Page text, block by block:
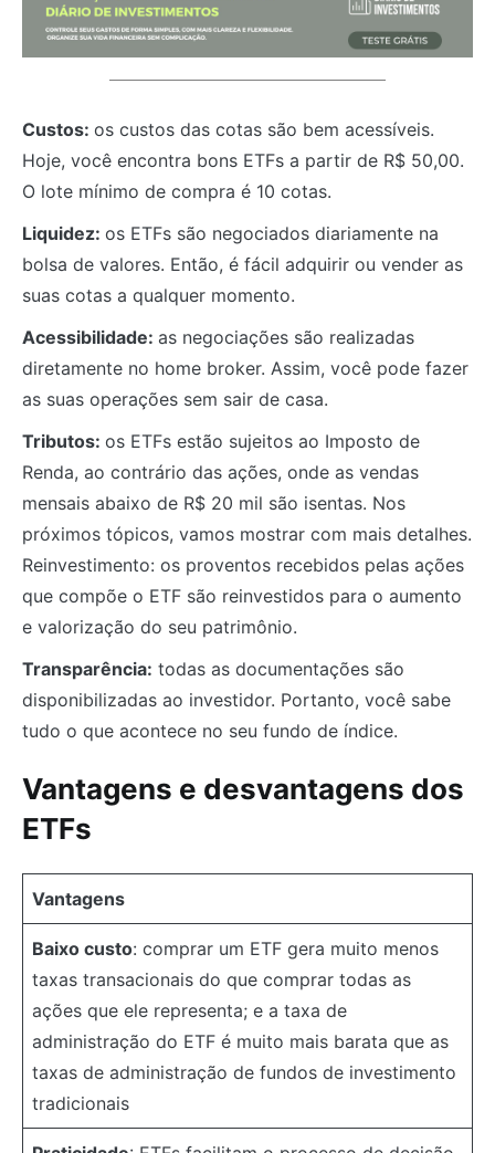
Custos: os custos das cotas são bem acessíveis.
Hoje, você encontra bons ETFs a partir de R$ 50,00.
O lote mínimo de compra é 10 cotas.
Liquidez: os ETFs são negociados diariamente na
bolsa de valores. Então, é fácil adquirir ou vender as
suas cotas a qualquer momento.
Acessibilidade: as negociações são realizadas
diretamente no home broker. Assim, você pode fazer
as suas operações sem sair de casa.
Tributos: os ETFs estão sujeitos ao Imposto de
Renda, ao contrário das ações, onde as vendas
mensais abaixo de R$ 20 mil são isentas. Nos
próximos tópicos, vamos mostrar com mais detalhes.
Reinvestimento: os proventos recebidos pelas ações
que compõe o ETF são reinvestidos para o aumento
e valorização do seu patrimônio.
Transparência: todas as documentações são
disponibilizadas ao investidor. Portanto, você sabe
tudo o que acontece no seu fundo de índice.
Vantagens e desvantagens dos
ETFs
Vantagens
Baixo custo: comprar um ETF gera muito menos
taxas transacionais do que comprar todas as
ações que ele representa; e a taxa de
administração do ETF é muito mais barata que as
taxas de administração de fundos de investimento
tradicionais